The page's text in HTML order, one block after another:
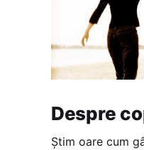
Despre
Știm oare cum